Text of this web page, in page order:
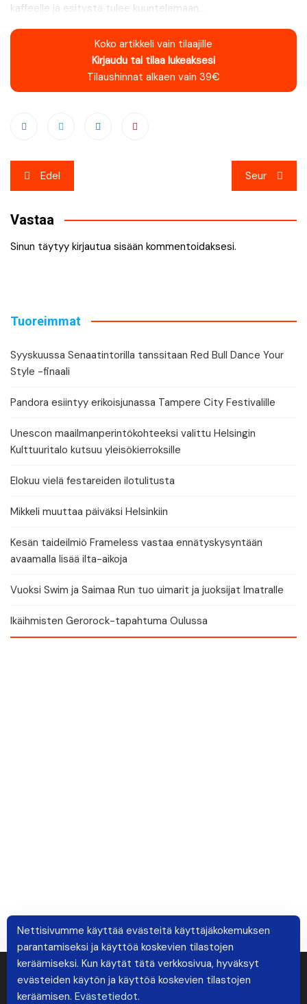
kaffeelle ja esitystä tulee kuuntelemaan...
Koko artikkeli vain tilaajille
Kirjaudu tai tilaa lukeaksesi
Tilaushinnat alkaen vain 39€
Artikkelien
selaus
Edel Seur
Vastaa
Sinun täytyy kirjautua sisään kommentoidaksesi.
Tuoreimmat
Syyskuussa Senaatintorilla tanssitaan Red Bull Dance Your
Style -finaali
Pandora esiintyy erikoisjunassa Tampere City Festivalille
Unescon maailmanperintökohteeksi valittu Helsingin
Kulttuuritalo kutsuu yleisökierroksille
Elokuu vielä festareiden ilotulitusta
Mikkeli muuttaa päiväksi Helsinkiin
Kesän taideilmiö Frameless vastaa ennätyskysyntään
avaamalla lisää ilta-aikoja
Vuoksi Swim ja Saimaa Run tuo uimarit ja juoksijat Imatralle
Ikäihmisten Gerorock-tapahtuma Oulussa
Nettisivumme käyttää evästeitä käyttäjäkokemuksen
parantamiseksi ja käyttöä koskevien tilastojen
keräämiseksi. Kun käytät tätä verkkosivua, hyväksyt
evästeiden käytön ja käyttöä koskevien tilastojen
keräämisen. Evästetiedot.